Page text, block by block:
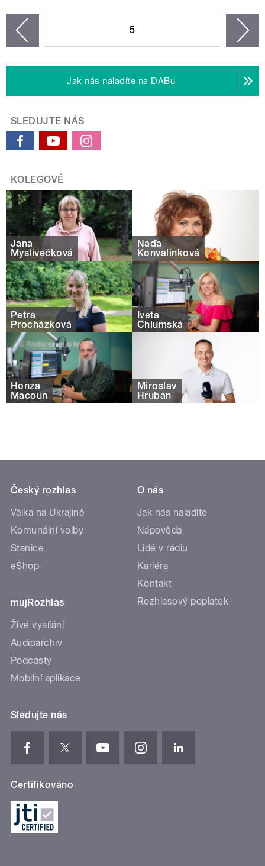
5
Jak nás naladíte na DABu
SLEDUJTE NÁS
KOLEGOVÉ
Jana
Myslivečková
Naďa
Konvalinková
Petra
Procházková
Iveta
Chlumská
Honza
Macoun
Miroslav
Hruban
Český rozhlas
Válka na Ukrajině
Komunální volby
Stanice
eShop
mujRozhlas
Živé vysílání
Audioarchiv
Podcasty
Mobilní aplikace
O nás
Jak nás naladíte
Nápověda
Lidé v rádiu
Kariéra
Kontakt
Rozhlasový poplatek
Sledujte nás
Certifikováno